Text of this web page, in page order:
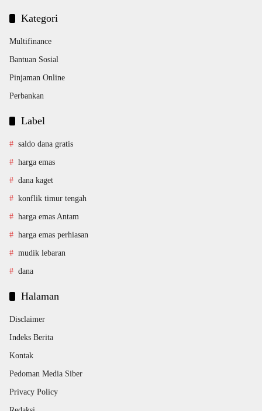
Kategori
Multifinance
Bantuan Sosial
Pinjaman Online
Perbankan
Label
saldo dana gratis
harga emas
dana kaget
konflik timur tengah
harga emas Antam
harga emas perhiasan
mudik lebaran
dana
Halaman
Disclaimer
Indeks Berita
Kontak
Pedoman Media Siber
Privacy Policy